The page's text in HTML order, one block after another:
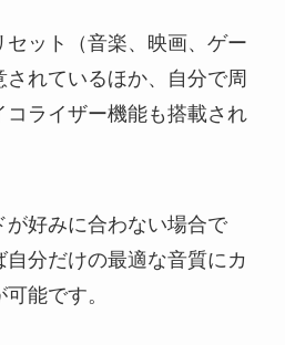
ット（音楽、映画、ゲー
れているほか、自分で周
ライザー機能も搭載され
好みに合わない場合で
自分だけの最適な音質にカ
能です。